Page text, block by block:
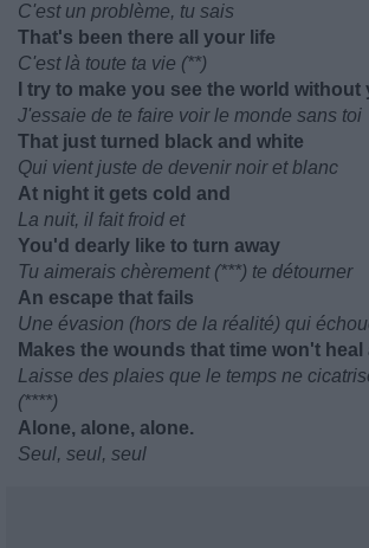
C'est un problème, tu sais
That's been there all your life
C'est là toute ta vie (**)
I try to make you see the world without
J'essaie de te faire voir le monde sans toi
That just turned black and white
Qui vient juste de devenir noir et blanc
At night it gets cold and
La nuit, il fait froid et
You'd dearly like to turn away
Tu aimerais chèrement (***) te détourner
An escape that fails
Une évasion (hors de la réalité) qui
Makes the wounds that time won't heal
Laisse des plaies que le temps ne
(****)
Alone, alone, alone.
Seul, seul, seul